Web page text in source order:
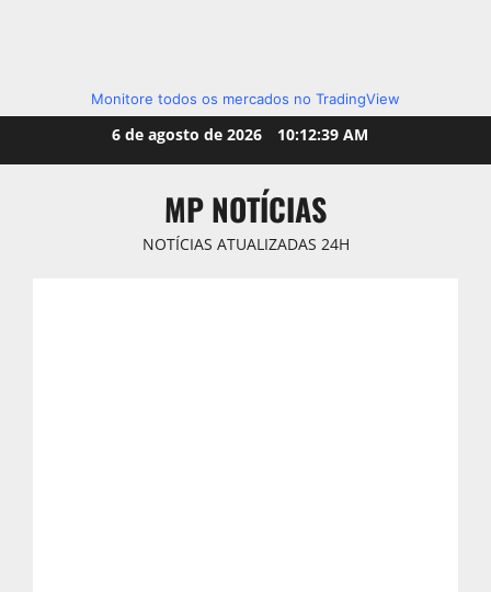
Monitore todos os mercados no TradingView
6 de agosto de 2026 10:12:41 AM
MP NOTÍCIAS
NOTÍCIAS ATUALIZADAS 24H